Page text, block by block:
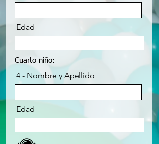
Edad
Cuarto niño:
4 - Nombre y Apellido
Edad